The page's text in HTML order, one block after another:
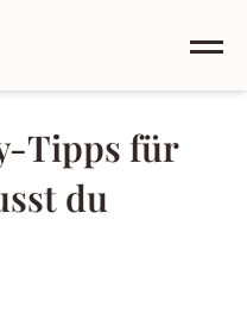
Tipps für
du